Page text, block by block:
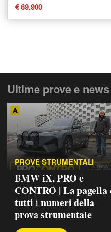
€ 69,900
Ultime prove e
PROVE STRUMENTALI
BMW iX, PRO e
CONTRO | La pagella
tutti i numeri della
prova strumentale